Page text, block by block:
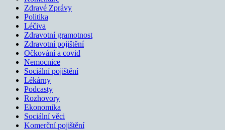
Zdravé Zprávy
Politika
Léčiva
Zdravotní gramotnost
Zdravotní pojištění
Očkování a covid
Nemocnice
Sociální pojištění
Lékárny
Podcasty
Rozhovory
Ekonomika
Sociální věci
Komerční pojištění